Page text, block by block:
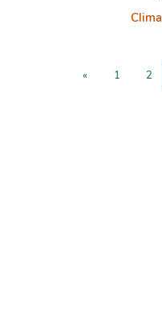
Clima
« 1 2